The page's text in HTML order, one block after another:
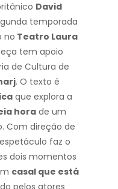
David
temporada
no Teatro Laura
tem apoio
de Cultura de
. O texto é
que explora a
hora de um
Com direção de
faz o
dois momentos
casal que está